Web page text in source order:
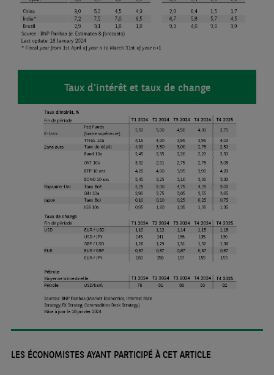
Taux d'intérêt et taux de change
LES ÉCONOMISTES AYANT PARTICIPÉ À CET ARTICLE